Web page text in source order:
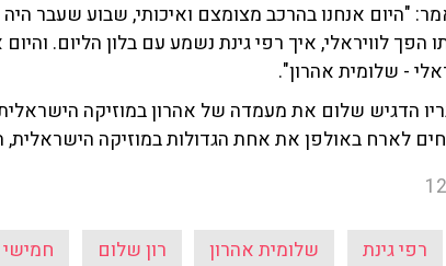
"היום אנחנו בהרכב מצומצם ואיכותי, שבוע שעבר היה
הפך לוויראלי, איך רפי גינת נשמע עם בלון הליום.
- שלומית אהרון".
הדגיש שלום את מעמדה של אהרון במוזיקה
לארח באולפן את אחת הגדולות במוזיקה הישראלית,
רפי גינת שלומית אהרון רון שלום